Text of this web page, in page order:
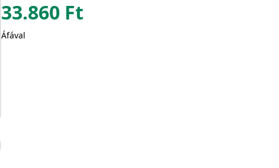
33.860 Ft
Áfával